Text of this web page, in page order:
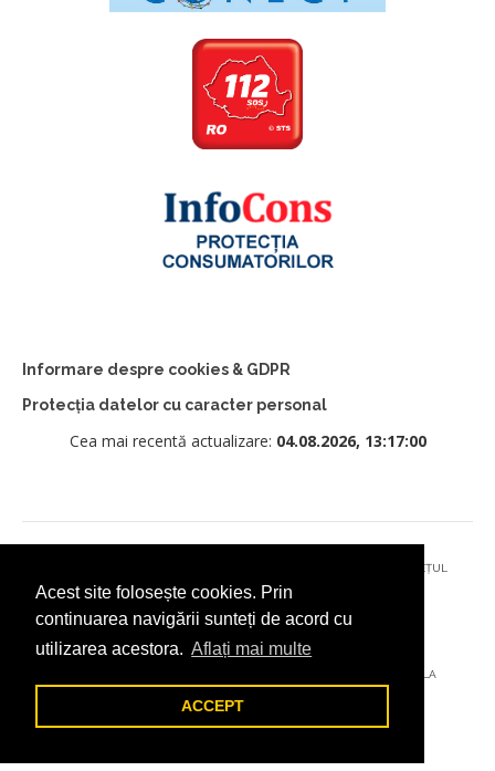
Acest site folosește cookies. Prin
continuarea navigării sunteți de acord cu
utilizarea acestora. Aflați mai multe
ACCEPT
Informare despre cookies & GDPR
Protecția datelor cu caracter personal
Cea mai recentă actualizare: 04.08.2026, 13:17:00
© 2026 - PRIMĂRIA MUNICIPIULUI CÂMPULUNG MOLDOVENESC, JUDEȚUL
SUCEAVA
AȚI ÎNTÂMPINAT O PROBLEMĂ TEHNICĂ? TRIMITEȚI-NE UN EMAIL LA
DIGITAL@ADDICTAD.RO